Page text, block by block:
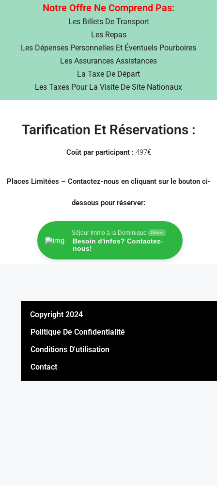
Notre Offre Ne Comprend Pas:
Les Billets De Transport
Les Repas
Les Dépenses Personnelles Et Éventuels Pourboires
Les Assurances Assistances
La Taxe De Départ
Les Taxes Pour La Visite De Site Nationaux
Tarification Et Réservations :
Coût par participant : 497€
Places Limitées – Contactez-nous en cliquant sur le bouton ci-
dessous pour réserver:
Séjour Immo à la Dominique Online
Besoin d'infos? Contactez-
nous!
Copyright 2024
Politique De Confidentialité
Conditions D'utilisation
Contact